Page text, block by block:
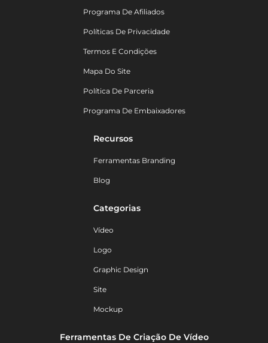
Programa De Afiliados
Políticas De Privacidade
Termos E Condições
Mapa Do Site
Política De Parceria
Programa De Embaixadores
Recursos
Ferramentas Branding
Blog
Categorias
Vídeo
Logo
Graphic Design
Site
Mockup
Ferramentas De Criação De Vídeo